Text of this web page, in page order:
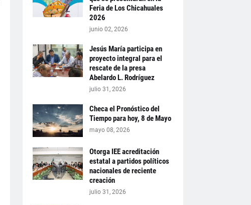
Feria de Los Chicahuales
2026
junio 02, 2026
Jesús María participa en
proyecto integral para el
rescate de la presa
Abelardo L. Rodríguez
julio 31, 2026
Checa el Pronóstico del
Tiempo para hoy, 8 de Mayo
mayo 08, 2026
Otorga IEE acreditación
estatal a partidos políticos
nacionales de reciente
creación
julio 31, 2026